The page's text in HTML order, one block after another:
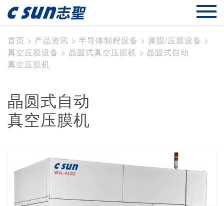
首页 > 产品资讯 > 半导体制程设备 > 撕膜/压膜设备 >
真空压膜设备 > 晶圆式真空压膜机 > 晶圆式自动
真空压膜机
晶圆式自动
真空压膜机